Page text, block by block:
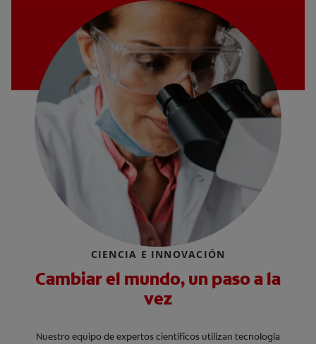
CIENCIA E INNOVACIÓN
Cambiar el mundo, un paso a la
vez
Nuestro equipo de expertos científicos utilizan tecnología